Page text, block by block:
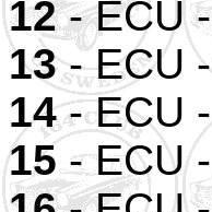
12- ECU
13- ECU
14- ECU
15- ECU